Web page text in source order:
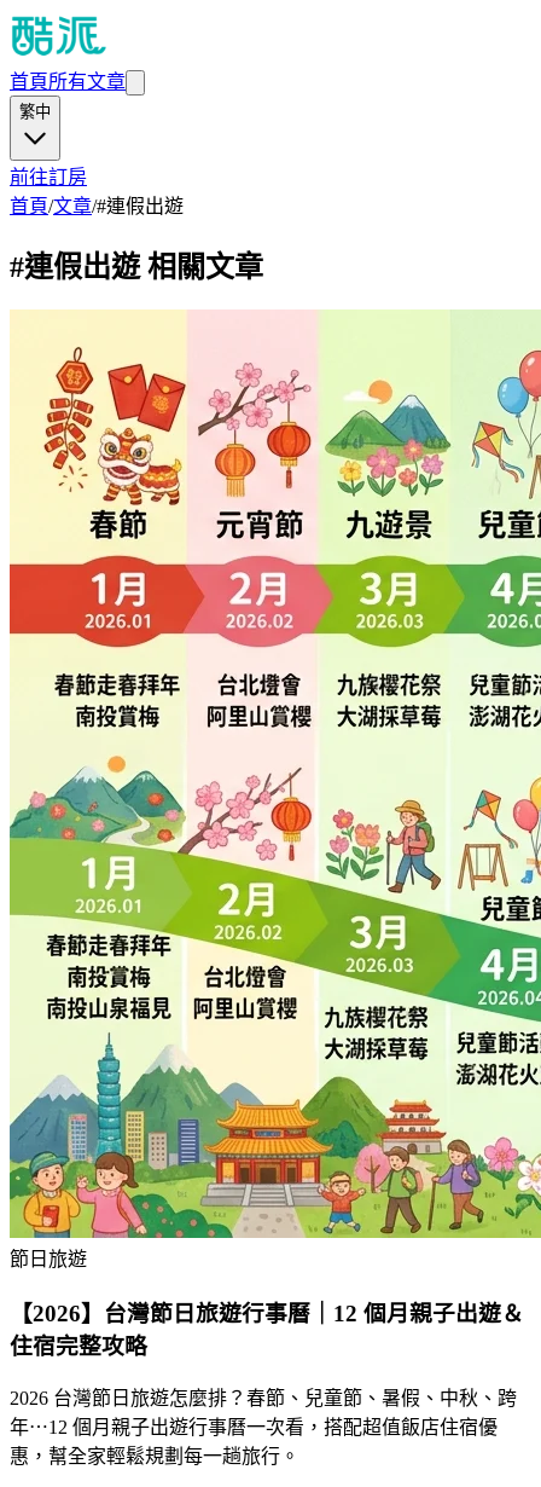
首頁所有文章
繁中
前往訂房
首頁/文章/#連假出遊
#連假出遊 相關文章
節日旅遊
【2026】台灣節日旅遊行事曆｜12 個月親子出遊＆
住宿完整攻略
2026 台灣節日旅遊怎麼排？春節、兒童節、暑假、中秋、跨
年⋯12 個月親子出遊行事曆一次看，搭配超值飯店住宿優
惠，幫全家輕鬆規劃每一趟旅行。